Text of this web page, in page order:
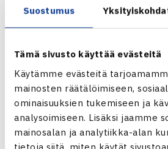
Suostumus
Tämä sivusto käyttää evästeitä
Käytämme evästeitä
mainosten räätälöimiseen,
ominaisuuksien tukemiseen ja
analysoimiseen. Lisäksi jaamme
mainosalan ja analytiikka-alan
tietoja siitä, miten käytät
HVS – Smash2 3-0
Malinen Smash2 62 62, Aaro
Malinen Smahs2 62 62, Emil Ijäs
Smash2 75 62
VarTe – HyTS2 2-1
Oskari Kulta/Jeremy Rönnqvist
Maljojoki/Verneri Ovaskainen